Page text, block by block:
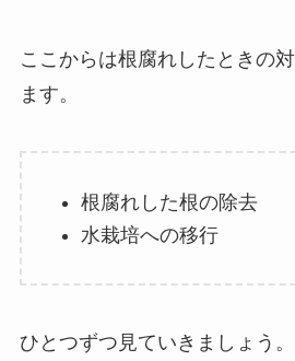
ここからは根腐れしたときの
ます。
根腐れした根の除去
水栽培への移行
ひとつずつ見ていきましょう。